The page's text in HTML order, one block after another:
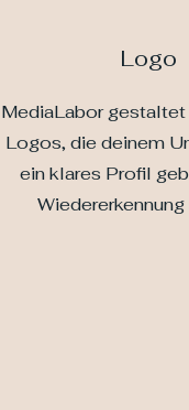
Logo
MediaLabor
Logos, die deinem
ein klares Profil
Wiedererkennung